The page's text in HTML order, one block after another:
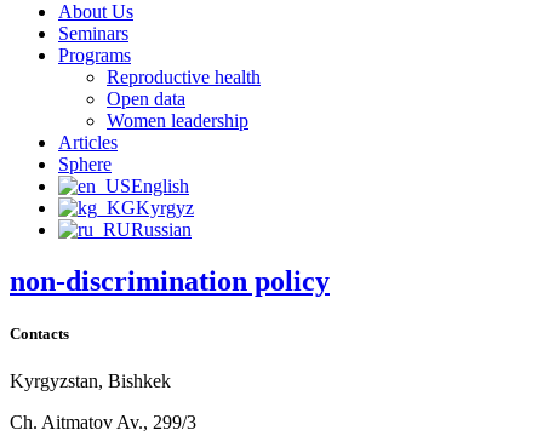
About Us
Seminars
Programs
Reproductive health
Open data
Women leadership
Articles
Sphere
English
Kyrgyz
Russian
non-discrimination policy
Contacts
Kyrgyzstan, Bishkek
Ch. Aitmatov Av., 299/3